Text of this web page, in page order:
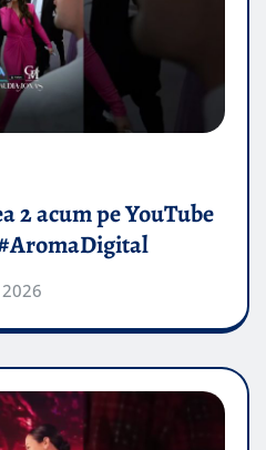
2 acum pe YouTube